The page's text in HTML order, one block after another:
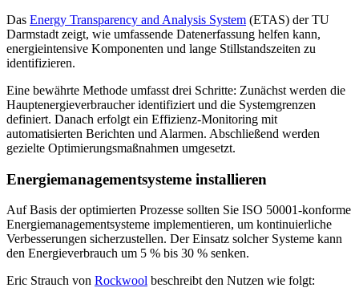
Das Energy Transparency and Analysis System (ETAS) der TU
Darmstadt zeigt, wie umfassende Datenerfassung helfen kann,
energieintensive Komponenten und lange Stillstandszeiten zu
identifizieren.
Eine bewährte Methode umfasst drei Schritte: Zunächst werden die
Hauptenergieverbraucher identifiziert und die Systemgrenzen
definiert. Danach erfolgt ein Effizienz-Monitoring mit
automatisierten Berichten und Alarmen. Abschließend werden
gezielte Optimierungsmaßnahmen umgesetzt.
Energiemanagementsysteme installieren
Auf Basis der optimierten Prozesse sollten Sie ISO 50001-konforme
Energiemanagementsysteme implementieren, um kontinuierliche
Verbesserungen sicherzustellen. Der Einsatz solcher Systeme kann
den Energieverbrauch um 5 % bis 30 % senken.
Eric Strauch von Rockwool beschreibt den Nutzen wie folgt: